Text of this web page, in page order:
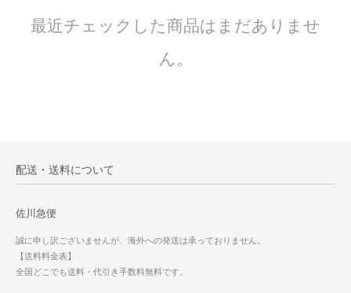
最近チェックした商品はまだありませ
ん。
配送・送料について
佐川急便
誠に申し訳ございませんが、海外への発送は承っておりません。
【送料料金表】
全国どこでも送料・代引き手数料無料です。